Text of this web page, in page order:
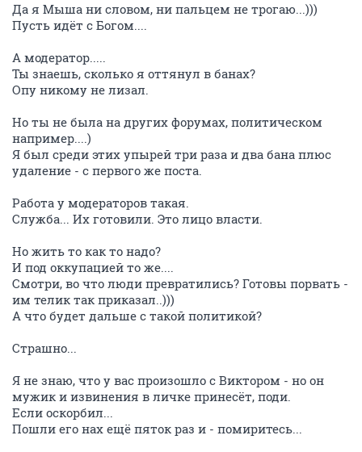
Да я Мыша ни словом, ни пальцем не трогаю...)))
Пусть идёт с Богом....
А модератор.....
Ты знаешь, сколько я оттянул в банах?
Опу никому не лизал.
Но ты не была на других форумах, политическом
например....)
Я был среди этих упырей три раза и два бана плюс
удаление - с первого же поста.
Работа у модераторов такая.
Служба... Их готовили. Это лицо власти.
Но жить то как то надо?
И под оккупацией то же....
Смотри, во что люди превратились? Готовы порвать -
им телик так приказал..)))
А что будет дальше с такой политикой?
Страшно...
Я не знаю, что у вас произошло с Виктором - но он
мужик и извинения в личке принесёт, поди.
Если оскорбил...
Пошли его нах ещё пяток раз и - помиритесь...